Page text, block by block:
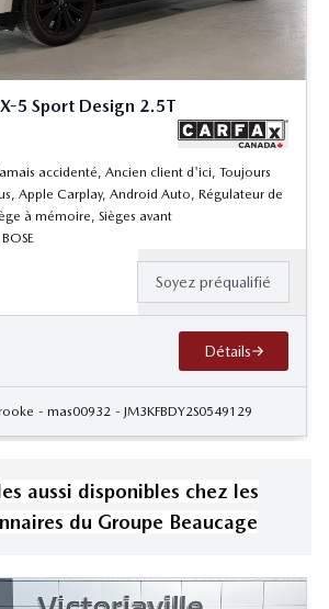
5 Sport Design 2.5T
accidenté, Ancien client d'ici, Toujours
Apple Carplay, Android Auto, Régulateur de
à mémoire, Sièges avant
Soyez préqualifié
Détails
- mas00932 - JM3KFBDY2S0549129
s aussi disponibles chez les
du Groupe Beaucage